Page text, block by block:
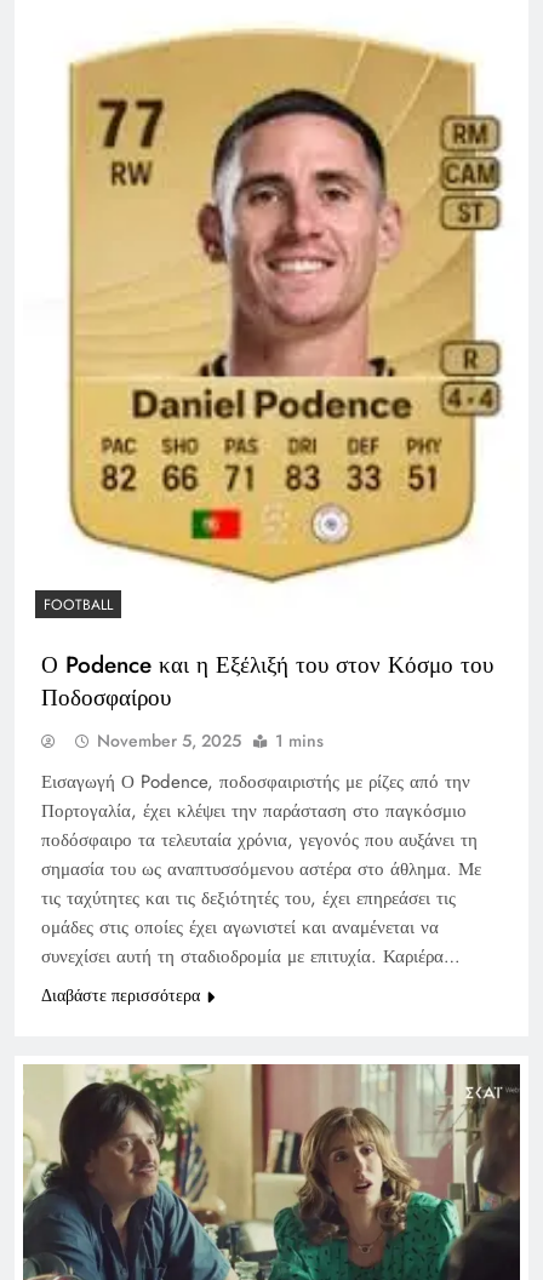
FOOTBALL
Ο Podence και η Εξέλιξή του στον Κόσμο του
Ποδοσφαίρου
November 5, 2025 1 mins
Εισαγωγή Ο Podence, ποδοσφαιριστής με ρίζες από την
Πορτογαλία, έχει κλέψει την παράσταση στο παγκόσμιο
ποδόσφαιρο τα τελευταία χρόνια, γεγονός που αυξάνει τη
σημασία του ως αναπτυσσόμενου αστέρα στο άθλημα. Με
τις ταχύτητες και τις δεξιότητές του, έχει επηρεάσει τις
ομάδες στις οποίες έχει αγωνιστεί και αναμένεται να
συνεχίσει αυτή τη σταδιοδρομία με επιτυχία. Καριέρα…
Διαβάστε περισσότερα